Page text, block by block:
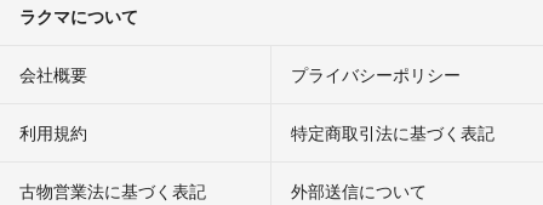
ラクマについて
会社概要 プライバシーポリシー
利用規約 特定商取引法に基づく表記
古物営業法に基づく表記 外部送信について